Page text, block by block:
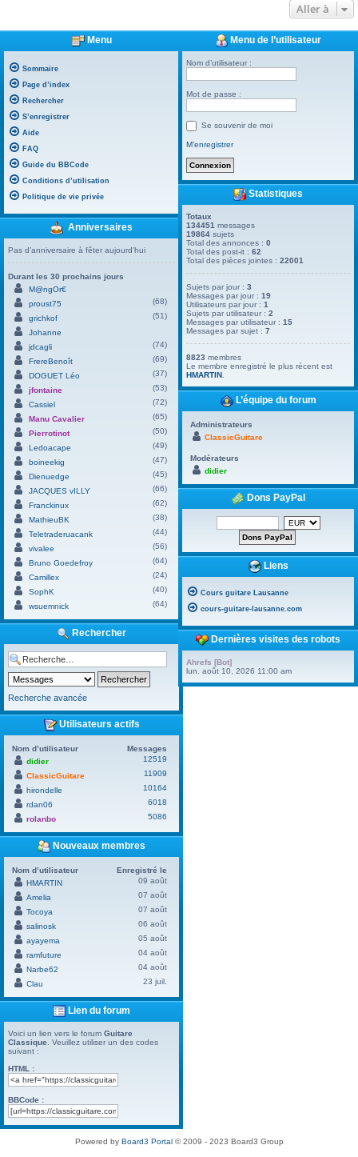
Aller à
Menu
Sommaire
Page d’index
Rechercher
S’enregistrer
Aide
FAQ
Guide du BBCode
Conditions d’utilisation
Politique de vie privée
Anniversaires
Pas d’anniversaire à fêter aujourd’hui
Durant les 30 prochains jours
M@ngOr€
proust75
(68)
grichkof
(51)
Johanne
jdcagli
(74)
FrereBenoît
(69)
DOGUET Léo
(37)
jfontaine
(53)
Cassiel
(72)
Manu Cavalier
(65)
Pierrotinot
(50)
Ledoacape
(49)
boineekig
(47)
Dienuedge
(45)
JACQUES vILLY
(66)
Franckinux
(62)
MathieuBK
(38)
Teletraderuacank
(44)
vivalee
(56)
Bruno Goedefroy
(64)
Camillex
(24)
SophK
(40)
wsuemnick
(64)
Rechercher
Recherche avancée
Utilisateurs actifs
Nom d’utilisateur
Messages
didier
12519
ClassicGuitare
11909
hirondelle
10164
rdan06
6018
rolanbo
5086
Nouveaux membres
Nom d’utilisateur
Enregistré le
HMARTIN
09 août
Amelia
07 août
Tocoya
07 août
salinosk
06 août
ayayema
05 août
ramfuture
04 août
Narbe62
04 août
Clau
23 juil.
Lien du forum
Voici un lien vers le forum Guitare
Classique . Veuillez utiliser un des codes
suivant :
HTML :
BBCode :
Menu de l’utilisateur
Nom d’utilisateur :
Mot de passe :
Se souvenir de moi
M’enregistrer
Statistiques
Totaux
134451 messages
19864 sujets
Total des annonces :0
Total des post-it :62
Total des pièces jointes :22001
Sujets par jour :3
Messages par jour :19
Utilisateurs par jour :1
Sujets par utilisateur :2
Messages par utilisateur :15
Messages par sujet :7
8823 membres
Le membre enregistré le plus récent est
HMARTIN
L’équipe du forum
Administrateurs
ClassicGuitare
Modérateurs
didier
Dons PayPal
Liens
Cours guitare Lausanne
cours-guitare-lausanne.com
Dernières visites des robots
Ahrefs [Bot]
lun. août 10, 2026 11:00 am
Powered by Board3 Portal© 2009 - 2023 Board3 Group